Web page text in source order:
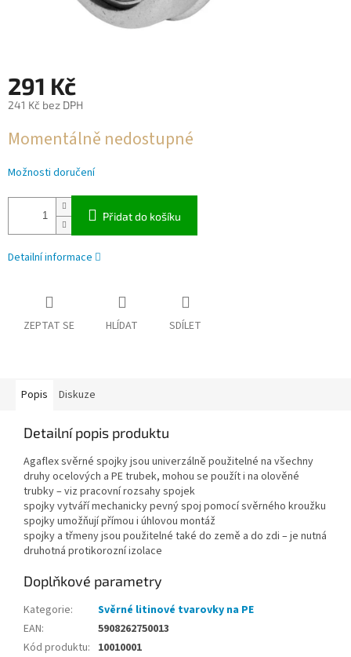
291 Kč
241 Kč bez DPH
cena:
Momentálně nedostupné
Možnosti doručení
Přidat do košíku
Detailní informace
ZEPTAT SE HLÍDAT SDÍLET
Popis Diskuze
Detailní popis produktu
Agaflex svěrné spojky jsou univerzálně použitelné na všechny
druhy ocelových a PE trubek, mohou se použít i na olověné
trubky – viz pracovní rozsahy spojek
spojky vytváří mechanicky pevný spoj pomocí svěrného kroužku
spojky umožňují přímou i úhlovou montáž
spojky a třmeny jsou použitelné také do země a do zdi – je nutná
druhotná protikorozní izolace
Doplňkové parametry
Kategorie:
Svěrné litinové tvarovky na PE
EAN:
5908262750013
Kód produktu: 10010001